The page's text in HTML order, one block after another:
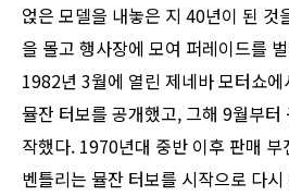
얹은 모델을 내놓은 지 40년이 된 것
을 몰고 행사장에 모여 퍼레이드를
1982년 3월에 열린 제네바 모터쇼
뮬잔 터보를 공개했고, 그해 9월부터
작했다. 1970년대 중반 이후 판매
벤틀리는 뮬잔 터보를 시작으로 다